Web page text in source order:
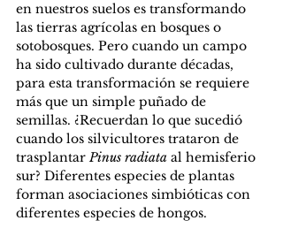
en nuestros suelos es transformando
las tierras agrícolas en bosques o
sotobosques. Pero cuando un campo
ha sido cultivado durante décadas,
para esta transformación se requiere
más que un simple puñado de
semillas. ¿Recuerdan lo que sucedió
cuando los silvicultores trataron de
trasplantar Pinus radiata al hemisferio
sur? Diferentes especies de plantas
forman asociaciones simbióticas con
diferentes especies de hongos.